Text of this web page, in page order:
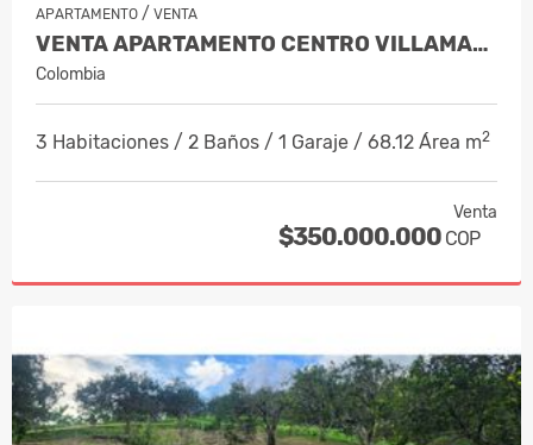
APARTAMENTO / VENTA
VENTA APARTAMENTO CENTRO VILLAMARÍA,…
Colombia
3 Habitaciones / 2 Baños / 1 Garaje / 68.12 Área m2
Venta
$350.000.000 COP